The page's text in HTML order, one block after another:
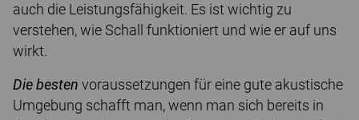
auch die Leistungsfähigkeit. Es ist wichtig zu
verstehen, wie Schall funktioniert und wie er auf uns
wirkt.
Die besten voraussetzungen für eine gute akustische
Umgebung schafft man, wenn man sich bereits in